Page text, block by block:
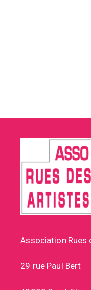
Association Rues
29 rue Paul Bert